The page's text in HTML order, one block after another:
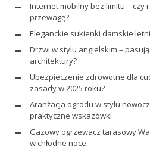
Internet mobilny bez limitu – czy
przewagę?
Eleganckie sukienki damskie
Drzwi w stylu angielskim –
architektury?
Ubezpieczenie zdrowotne dla
zasady w 2025 roku?
Aranżacja ogrodu w stylu
praktyczne wskazówki
Gazowy ogrzewacz tarasowy
w chłodne noce